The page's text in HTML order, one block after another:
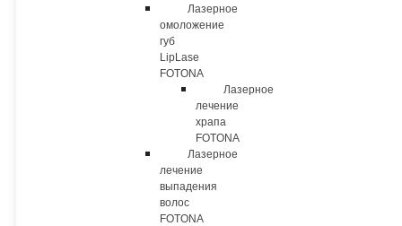
Лазерное
омоложение
губ
LipLase
FOTONA
Лазерное
лечение
храпа
FOTONA
Лазерное
лечение
выпадения
волос
FOTONA